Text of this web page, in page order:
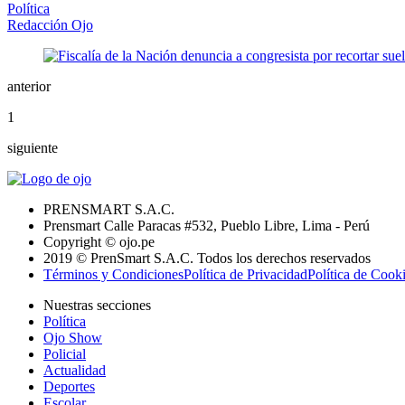
Política
Redacción Ojo
anterior
1
siguiente
PRENSMART S.A.C.
Prensmart Calle Paracas #532, Pueblo Libre, Lima - Perú
Copyright © ojo.pe
2019 © PrenSmart S.A.C. Todos los derechos reservados
Términos y CondicionesPolítica de PrivacidadPolítica de
Nuestras secciones
Política
Ojo Show
Policial
Actualidad
Deportes